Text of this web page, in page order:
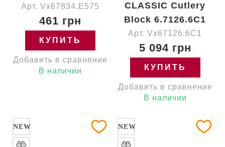
Арт. Vx67834.E575
461 грн
КУПИТЬ
Добавить в сравнение
В наличии
CLASSIC Cutlery
Block 6.7126.6C1
Арт. Vx67126.6C1
5 094 грн
КУПИТЬ
Добавить в сравнение
В наличии
NEW NEW